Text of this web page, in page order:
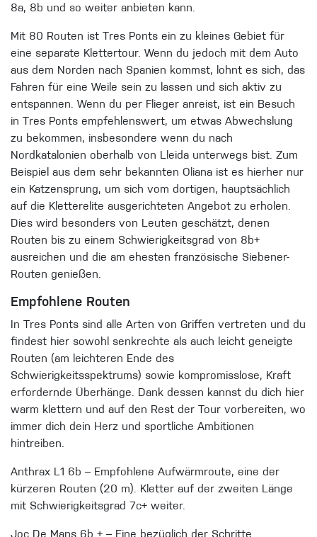
8a, 8b und so weiter anbieten kann.
Mit 80 Routen ist Tres Ponts ein zu kleines Gebiet für
eine separate Klettertour. Wenn du jedoch mit dem Auto
aus dem Norden nach Spanien kommst, lohnt es sich, das
Fahren für eine Weile sein zu lassen und sich aktiv zu
entspannen. Wenn du per Flieger anreist, ist ein Besuch
in Tres Ponts empfehlenswert, um etwas Abwechslung
zu bekommen, insbesondere wenn du nach
Nordkatalonien oberhalb von Lleida unterwegs bist. Zum
Beispiel aus dem sehr bekannten Oliana ist es hierher nur
ein Katzensprung, um sich vom dortigen, hauptsächlich
auf die Kletterelite ausgerichteten Angebot zu erholen.
Dies wird besonders von Leuten geschätzt, denen
Routen bis zu einem Schwierigkeitsgrad von 8b+
ausreichen und die am ehesten französische Siebener-
Routen genießen.
Empfohlene Routen
In Tres Ponts sind alle Arten von Griffen vertreten und du
findest hier sowohl senkrechte als auch leicht geneigte
Routen (am leichteren Ende des
Schwierigkeitsspektrums) sowie kompromisslose, Kraft
erfordernde Überhänge. Dank dessen kannst du dich hier
warm klettern und auf den Rest der Tour vorbereiten, wo
immer dich dein Herz und sportliche Ambitionen
hintreiben.
Anthrax L1 6b – Empfohlene Aufwärmroute, eine der
kürzeren Routen (20 m). Kletter auf der zweiten Länge
mit Schwierigkeitsgrad 7c+ weiter.